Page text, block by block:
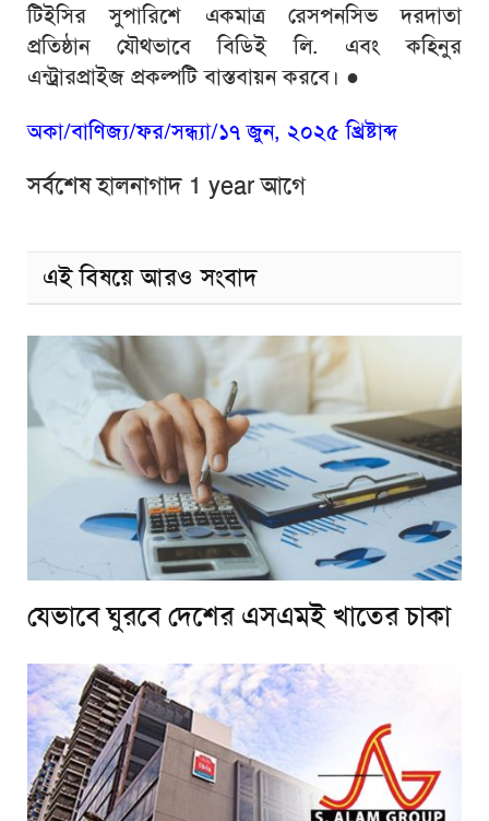
টিইসির সুপারিশে একমাত্র রেসপনসিভ দরদাতা
প্রতিষ্ঠান যৌথভাবে বিডিই লি. এবং কহিনুর
এন্ট্রারপ্রাইজ প্রকল্পটি বাস্তবায়ন করবে। ●
অকা/বাণিজ্য/ফর/সন্ধ্যা/১৭ জুন, ২০২৫ খ্রিষ্টাব্দ
সর্বশেষ হালনাগাদ 1 year আগে
এই বিষয়ে আরও সংবাদ
যেভাবে ঘুরবে দেশের এসএমই খাতের চাকা